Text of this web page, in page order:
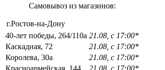
Самовывоз из магазинов:
г.Ростов-на-Дону
40-лет победы, 264/110а 21.08, с 17:00*
Каскадная, 72
21.08, с 17:00*
Королева, 30а
21.08, с 17:00*
Красноармейская, 144
21.08, с 17:00*